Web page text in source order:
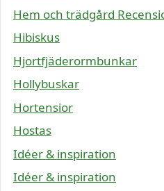
Hem och trädgård
Hibiskus
Hjortfjäderormbunkar
Hollybuskar
Hortensior
Hostas
Idéer & inspiration
Idéer & inspiration